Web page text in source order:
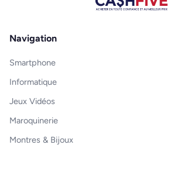
Navigation
Smartphone
Informatique
Jeux Vidéos
Maroquinerie
Montres & Bijoux